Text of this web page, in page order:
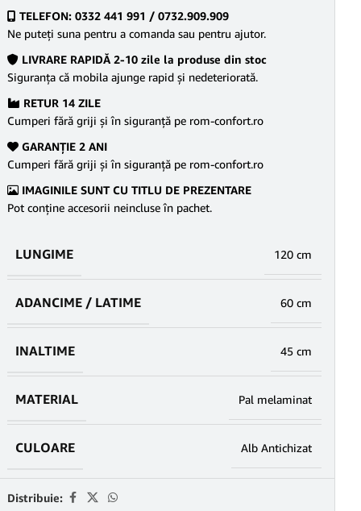
TELEFON: 0332 441 991 / 0732.909.909
Ne puteţi suna pentru a comanda sau pentru ajutor.
LIVRARE RAPIDĂ 2-10 zile la produse din stoc
Siguranţa că mobila ajunge rapid şi nedeteriorată.
RETUR 14 ZILE
Cumperi fără griji şi în siguranţă pe rom-confort.ro
GARANŢIE 2 ANI
Cumperi fără griji şi în siguranţă pe rom-confort.ro
IMAGINILE SUNT CU TITLU DE PREZENTARE
Pot conține accesorii neincluse în pachet.
LUNGIME 120 cm
ADANCIME / LATIME 60 cm
INALTIME 45 cm
MATERIAL Pal melaminat
CULOARE Alb Antichizat
Distribuie: